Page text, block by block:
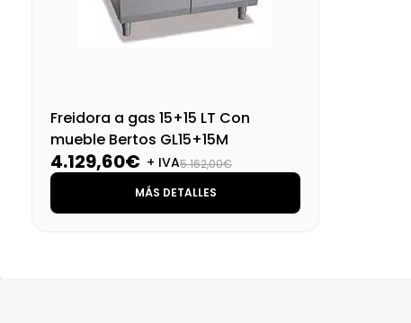
Freidora a gas 15+15 LT Con
mueble Bertos GL15+15M
4.129,60€ + IVA5.162,00€
MÁS DETALLES